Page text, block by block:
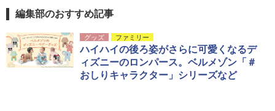
編集部のおすすめ記事
グッズ ファミリー
ハイハイの後ろ姿がさらに可愛くなるデ
ィズニーのロンパース。ベルメゾン「＃
おしりキャラクター」シリーズなど